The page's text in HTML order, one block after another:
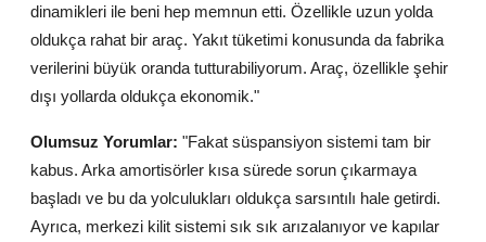
dinamikleri ile beni hep memnun etti. Özellikle uzun yolda
oldukça rahat bir araç. Yakıt tüketimi konusunda da fabrika
verilerini büyük oranda tutturabiliyorum. Araç, özellikle şehir
dışı yollarda oldukça ekonomik."
Olumsuz Yorumlar: "Fakat süspansiyon sistemi tam bir
kabus. Arka amortisörler kısa sürede sorun çıkarmaya
başladı ve bu da yolculukları oldukça sarsıntılı hale getirdi.
Ayrıca, merkezi kilit sistemi sık sık arızalanıyor ve kapılar